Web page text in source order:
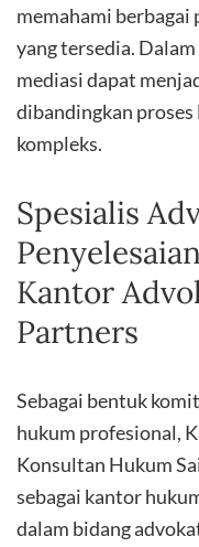
memahami berbagai
yang tersedia.
mediasi dapat
dibandingkan
kompleks.
Spesialis
Kantor
Partners
Sebagai bentuk
hukum profesional,
Konsultan Hukum
sebagai kantor
dalam bidang